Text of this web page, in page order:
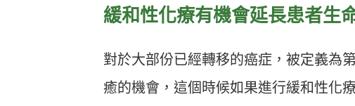
緩和性化療有機會延長患者生
對於大部份已經轉移的癌症，被定義為
癒的機會，這個時候如果進行緩和性化